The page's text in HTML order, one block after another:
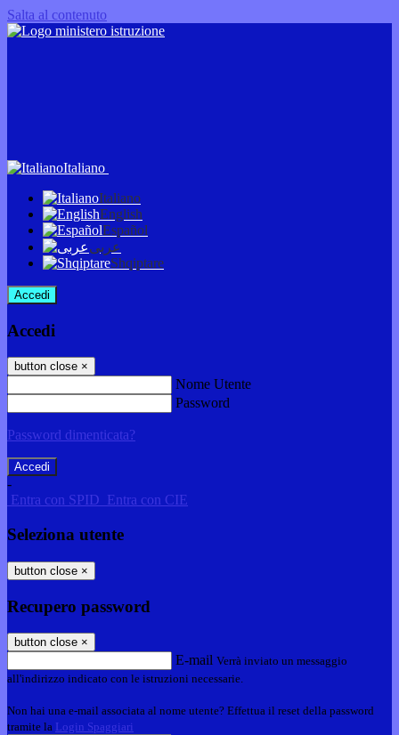
Salta al contenuto
Italiano
Italiano
English
Español
عربى
Shqiptare
Accedi
Accedi
button close ×
Nome Utente
Password
Password dimenticata?
-
Entra con SPID Entra con CIE
Seleziona utente
button close ×
Recupero password
button close ×
E-mail Verrà inviato un messaggio
all'indirizzo indicato con le istruzioni necessarie.
Non hai una e-mail associata al nome utente? Effettua il reset della password
tramite la Login Spaggiari